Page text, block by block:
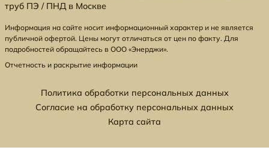
труб ПЭ / ПНД в Москве
Информация на сайте носит информационный характер и не является
публичной офертой. Цены могут отличаться от цен по факту. Для
подробностей обращайтесь в ООО «Энерджи».
Отчетность и раскрытие информации
Политика обработки персональных данных
Согласие на обработку персональных данных
Карта сайта